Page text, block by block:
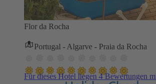
Flor da Rocha
Portugal - Algarve - Praia da Rocha
Für dieses Hotel liegen 4 Bewertungen